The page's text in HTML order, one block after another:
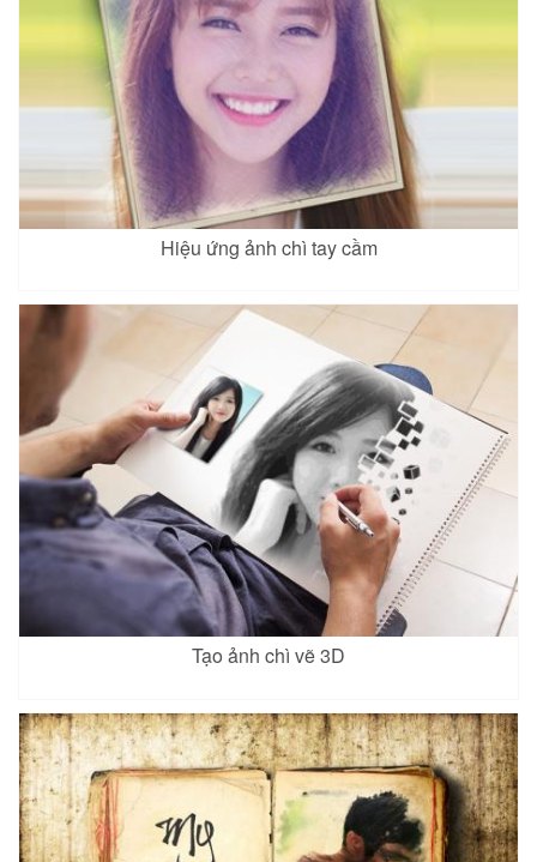
Hiệu ứng ảnh chì tay cầm
Tạo ảnh chì vẽ 3D